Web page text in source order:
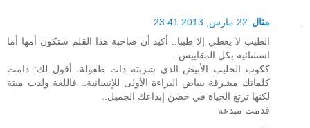
مثال 22 مارس, 2013 23:41
الطيب لا يعطي إلا طيبا.. أكيد أن صاحبة هذا القلم ستكون أمها أما
استثنائية بكل المقاييس..
ككوب الحليب الأبيض الذي شربته ذات طفولة، أقول لك: دامت
كلماتك مشرقة ببياض البراءة الأولى للإنسانية.. فاللغة ولدت ميتة
لكنها ترتع الحياة في حضن إبداعك الجميل..
فدمت مبدعة